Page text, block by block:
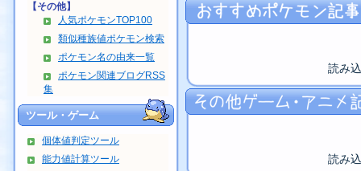
【その他】
人気ポケモンTOP100
類似種族値ポケモン検索
ポケモン名の由来一覧
ポケモン関連ブログRSS
集
ツール・ゲーム
個体値判定ツール
能力値計算ツール
読み
読み